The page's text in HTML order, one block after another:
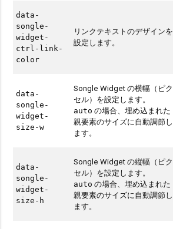
data-
songle-
widget-
ctrl-link-
color
リンクテキストのデザインを
設定します。
data-
songle-
widget-
size-w
Songle Widget の横幅（ピク
セル）を設定します。
auto の場合、埋め込まれた
親要素のサイズに自動調節し
ます。
data-
songle-
widget-
size-h
Songle Widget の縦幅（ピク
セル）を設定します。
auto の場合、埋め込まれた
親要素のサイズに自動調節し
ます。